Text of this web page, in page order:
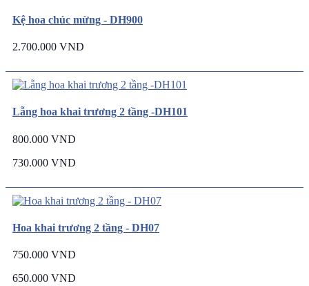
Kệ hoa chúc mừng - DH900
2.700.000 VND
Lẵng hoa khai trương 2 tầng -DH101
800.000 VND
730.000 VND
Hoa khai trương 2 tầng - DH07
750.000 VND
650.000 VND